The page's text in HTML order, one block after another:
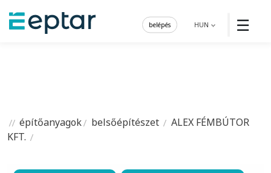
☰
HUN
belépés
építőanyagok belsőépítészet
ALEX FÉMBÚTOR
KFT.